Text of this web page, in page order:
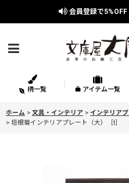
会員登録で5%OFF
柄一覧 アイテム一覧
ホーム > 文具・インテリア > インテリア
> 垣根菊インテリアプレート（大）［t］